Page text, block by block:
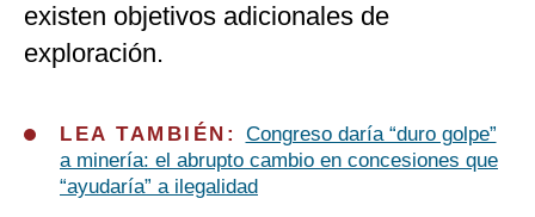
existen objetivos adicionales de
exploración.
LEA TAMBIÉN: Congreso daría “duro golpe”
a minería: el abrupto cambio en concesiones que
“ayudaría” a ilegalidad